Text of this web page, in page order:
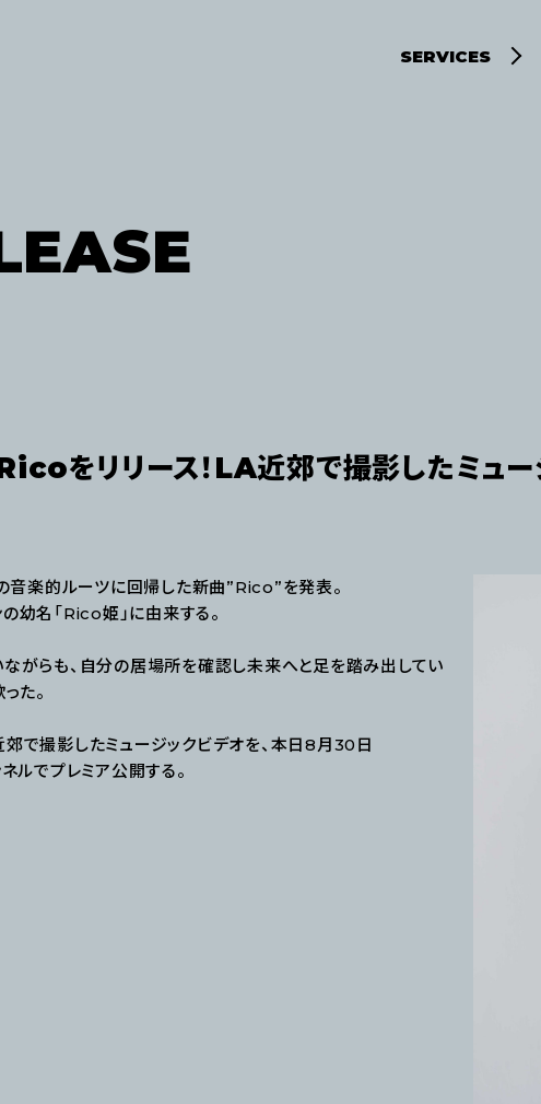
SERVICES
をリリース！LA近郊で撮影したミュ
音楽的ルーツに回帰した新曲”Rico”を発表。
幼名「Rico姫」に由来する。
がらも、自分の居場所を確認し未来へと足を踏み出してい
た。
で撮影したミュージックビデオを、本日8月30日
でプレミア公開する。